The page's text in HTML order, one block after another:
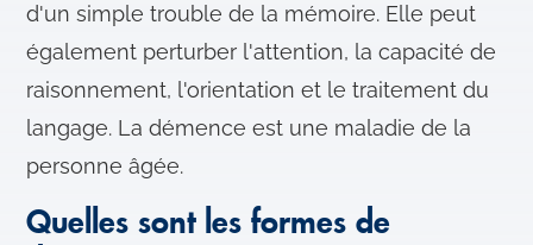
d'un simple trouble de la mémoire. Elle peut
également perturber l'attention, la capacité de
raisonnement, l'orientation et le traitement du
langage. La démence est une maladie de la
personne âgée.
Quelles sont les formes de